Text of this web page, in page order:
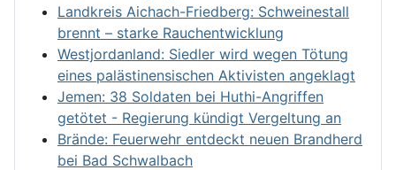
Landkreis Aichach-Friedberg: Schweinestall
brennt – starke Rauchentwicklung
Westjordanland: Siedler wird wegen Tötung
eines palästinensischen Aktivisten angeklagt
Jemen: 38 Soldaten bei Huthi-Angriffen
getötet - Regierung kündigt Vergeltung an
Brände: Feuerwehr entdeckt neuen Brandherd
bei Bad Schwalbach